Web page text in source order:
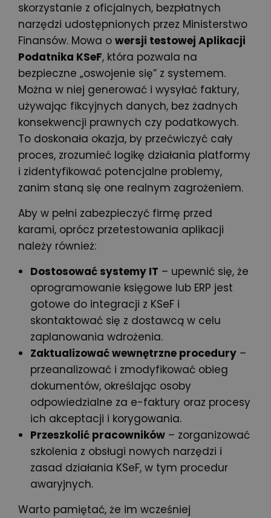
skorzystanie z oficjalnych, bezpłatnych
narzędzi udostępnionych przez Ministerstwo
Finansów. Mowa o wersji testowej Aplikacji
Podatnika KSeF, która pozwala na
bezpieczne „oswojenie się” z systemem.
Można w niej generować i wysyłać faktury,
używając fikcyjnych danych, bez żadnych
konsekwencji prawnych czy podatkowych.
To doskonała okazja, by przećwiczyć cały
proces, zrozumieć logikę działania platformy
i zidentyfikować potencjalne problemy,
zanim staną się one realnym zagrożeniem.
Aby w pełni zabezpieczyć firmę przed
karami, oprócz przetestowania aplikacji
należy również:
Dostosować systemy IT – upewnić się, że
oprogramowanie księgowe lub ERP jest
gotowe do integracji z KSeF i
skontaktować się z dostawcą w celu
zaplanowania wdrożenia.
Zaktualizować wewnętrzne procedury –
przeanalizować i zmodyfikować obieg
dokumentów, określając osoby
odpowiedzialne za e-faktury oraz procesy
ich akceptacji i korygowania.
Przeszkolić pracowników – zorganizować
szkolenia z obsługi nowych narzędzi i
zasad działania KSeF, w tym procedur
awaryjnych.
Warto pamiętać, że im wcześniej